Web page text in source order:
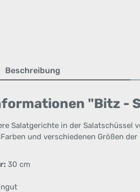
Beschreibung
"Bitz -
Salatgerichte in der Salatschüssel
und verschiedenen Größen der
30 cm